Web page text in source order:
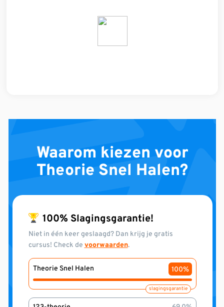
Waarom kiezen voor
Theorie Snel Halen?
100% Slagingsgarantie!
Niet in één keer geslaagd? Dan krijg je gratis
cursus! Check de voorwaarden.
Theorie Snel Halen 100%
slagingsgarantie